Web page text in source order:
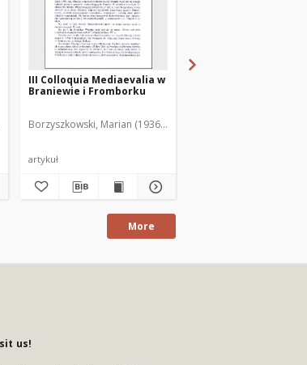
III Colloquia Mediaevalia w
Braniewie i Fromborku
Borzyszkowski, Marian (1936-2001)
artykuł
More
us!